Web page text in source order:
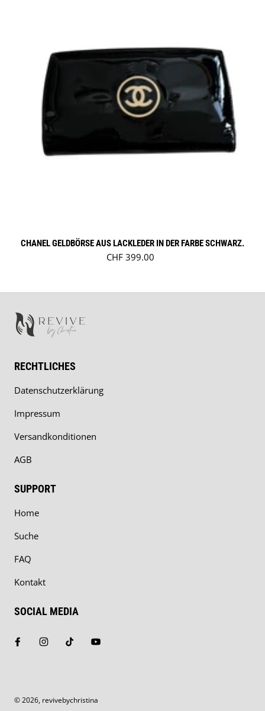
CHANEL GELDBÖRSE AUS LACKLEDER IN DER FARBE SCHWARZ.
Regulärer Preis
CHF 399.00
RECHTLICHES
Datenschutzerklärung
Impressum
Versandkonditionen
AGB
SUPPORT
Home
Suche
FAQ
Kontakt
SOCIAL MEDIA
© 2026, revivebychristina